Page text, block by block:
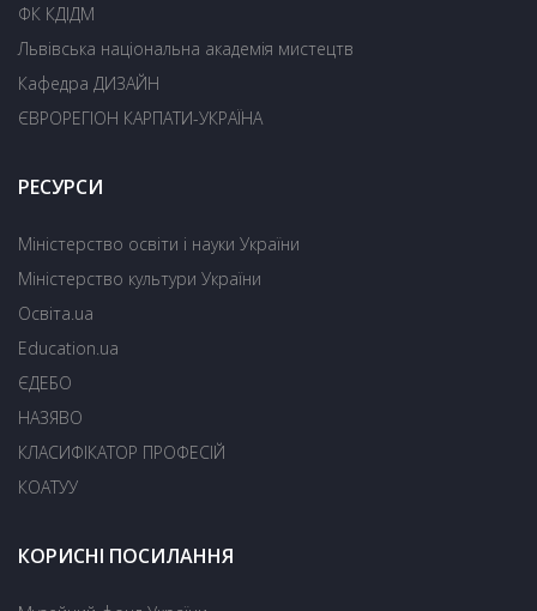
ФК КДІДМ
Львівська національна академія мистецтв
Кафедра ДИЗАЙН
ЄВРОРЕГІОН КАРПАТИ-УКРАЇНА
РЕСУРСИ
Міністерство освіти і науки України
Міністерство культури України
Освіта.ua
Education.ua
ЄДЕБО
НАЗЯВО
КЛАСИФІКАТОР ПРОФЕСІЙ
КОАТУУ
КОРИСНІ ПОСИЛАННЯ